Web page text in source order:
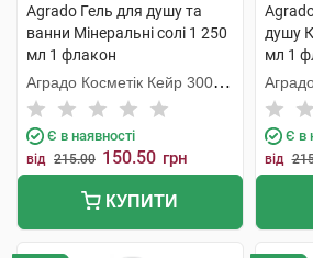
Agrado Гель для душу та
ванни Мінеральні солі 1 250
мл 1 флакон
Аградо Косметік Кейр 3000
С.Л.У.
Є в наявності
від 215.00 150.50 грн
КУПИТИ
душу
мл 1
С.Л.У.
Є в
від